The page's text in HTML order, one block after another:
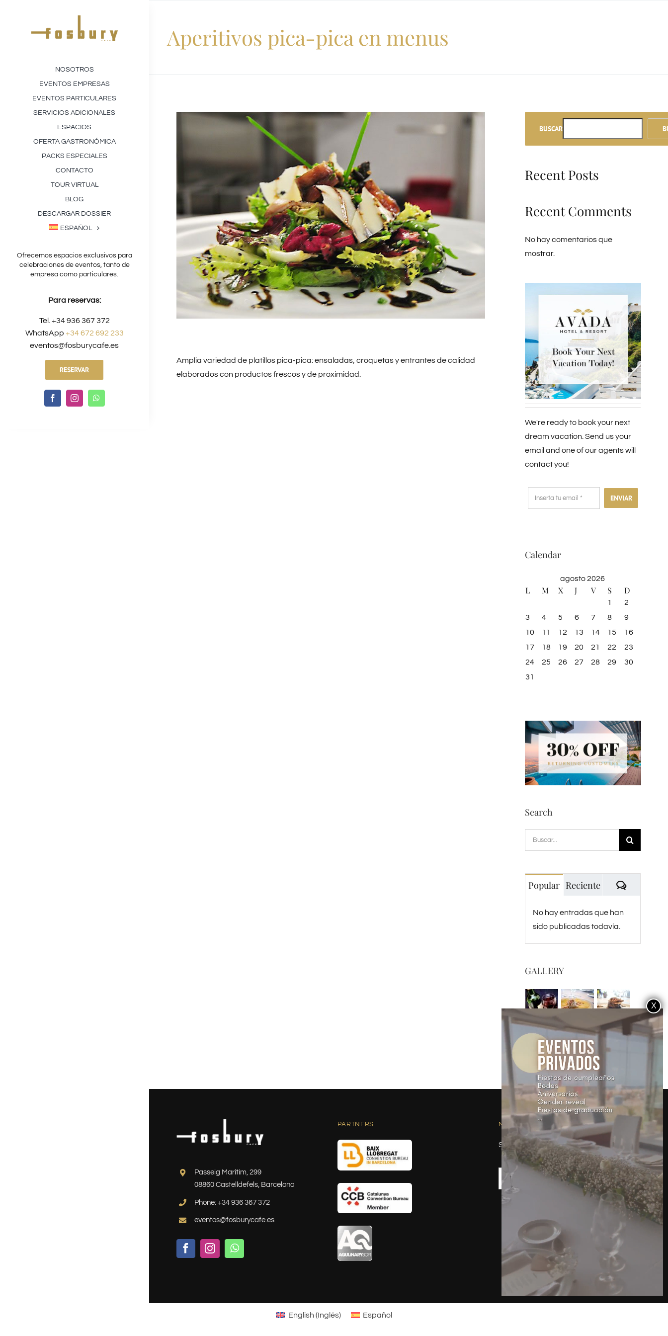
contenido
NOSOTROS
EVENTOS EMPRESAS
EVENTOS PARTICULARES
SERVICIOS ADICIONALES
ESPACIOS
OFERTA GASTRONÓMICA
PACKS ESPECIALES
CONTACTO
TOUR VIRTUAL
BLOG
DESCARGAR DOSSIER
ESPAÑOL
Ofrecemos espacios exclusivos para
celebraciones de eventos, tanto de
empresa como particulares.
Para reservas:
Tel. +34 936 367 372
WhatsApp +34 672 692 233
eventos@fosburycafe.es
RESERVAR
Aperitivos pica-pica en menus
Amplia variedad de platillos pica-pica: ensaladas, croquetas y entrantes de calidad
elaborados con productos frescos y de proximidad.
BUSCAR
Recent Posts
Recent Comments
No hay comentarios que
mostrar.
We're ready to book your next
dream vacation. Send us your
email and one of our agents will
contact you!
ENVIAR
Calendar
agosto 2026
L M X J V S D
1
2
3
4 5 6 7 8
9
10
11 12 13 14 15
16
17
18 19 20 21 22
23
24
25 26 27 28 29
30
31
Search
Popular Reciente
No hay entradas que han
sido publicadas todavía.
GALLERY
Passeig Marítim, 299
08860 Castelldefels, Barcelona
Phone: +34 936 367 372
eventos@fosburycafe.es
PARTNERS NEWSLETTER
Suscríbete a nuestro newsletter!
ENVIAR
English (Inglés) Español